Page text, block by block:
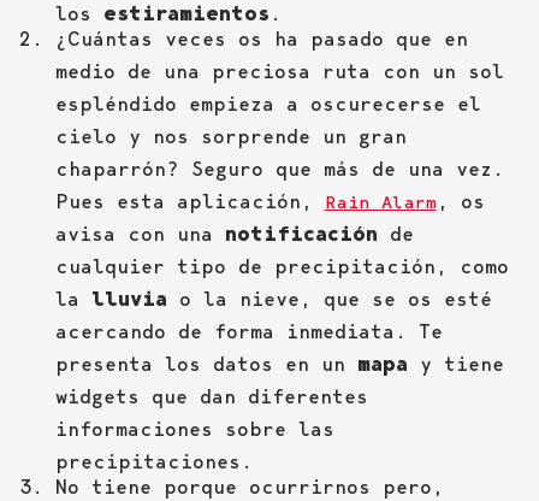
los estiramientos .
¿Cuántas veces os ha pasado que en
medio de una preciosa ruta con un sol
espléndido empieza a oscurecerse el
cielo y nos sorprende un gran
chaparrón? Seguro que más de una vez.
Pues esta aplicación,
Rain Alarm, os
avisa con una notificación de
cualquier tipo de precipitación, como
la lluvia o la nieve, que se os esté
acercando de forma inmediata. Te
presenta los datos en un mapa y tiene
widgets que dan diferentes
informaciones sobre las
precipitaciones.
No tiene porque ocurrirnos pero,